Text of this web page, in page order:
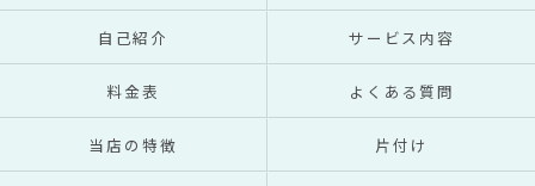
自己紹介 サービス内容
料金表 よくある質問
当店の特徴 片付け